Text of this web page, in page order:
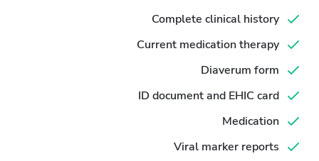
Complete clinical history
Current medication therapy
Diaverum form
ID document and EHIC card
Medication
Viral marker reports